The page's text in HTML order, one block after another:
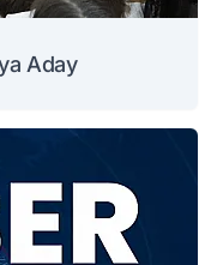
Aday